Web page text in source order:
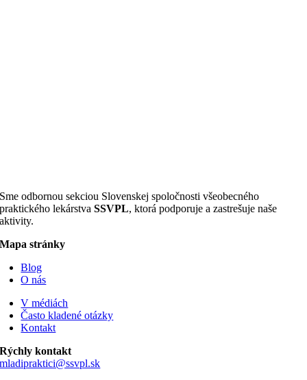
Sme odbornou sekciou Slovenskej spoločnosti všeobecného
praktického lekárstvaSSVPL, ktorá podporuje a zastrešuje naše
aktivity.
Mapa stránky
Blog
O nás
V médiách
Často kladené otázky
Kontakt
Rýchly kontakt
mladipraktici@ssvpl.sk